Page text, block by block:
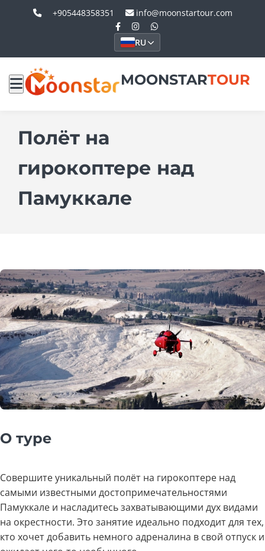
+905448358351 info@moonstartour.com
RU
MOONSTARTOUR
Полёт на
гирокоптере над
Памуккале
О туре
Совершите уникальный полёт на гирокоптере над
самыми известными достопримечательностями
Памуккале и насладитесь захватывающими дух видами
на окрестности. Это занятие идеально подходит для тех,
кто хочет добавить немного адреналина в свой отпуск и